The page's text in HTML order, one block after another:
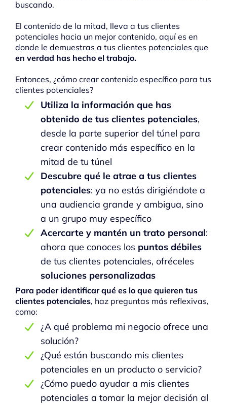
buscando.
El contenido de la mitad, lleva a tus clientes
potenciales hacia un mejor contenido, aquí es en
donde le demuestras a tus clientes potenciales que
en verdad has hecho el trabajo.
Entonces, ¿cómo crear contenido específico para tus
clientes potenciales?
Utiliza la información que has
obtenido de tus clientes potenciales,
desde la parte superior del túnel para
crear contenido más específico en la
mitad de tu túnel
Descubre qué le atrae a tus clientes
potenciales: ya no estás dirigiéndote a
una audiencia grande y ambigua, sino
a un grupo muy específico
Acercarte y mantén un trato personal:
ahora que conoces los puntos débiles
de tus clientes potenciales, ofréceles
soluciones personalizadas
Para poder identificar qué es lo que quieren tus
clientes potenciales, haz preguntas más reflexivas,
como:
¿A qué problema mi negocio ofrece una
solución?
¿Qué están buscando mis clientes
potenciales en un producto o servicio?
¿Cómo puedo ayudar a mis clientes
potenciales a tomar la mejor decisión al